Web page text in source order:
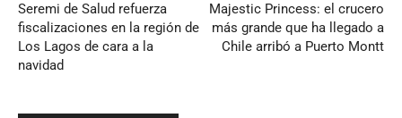
Seremi de Salud refuerza
fiscalizaciones en la región de
Los Lagos de cara a la
navidad
Majestic Princess: el crucero
más grande que ha llegado a
Chile arribó a Puerto Montt